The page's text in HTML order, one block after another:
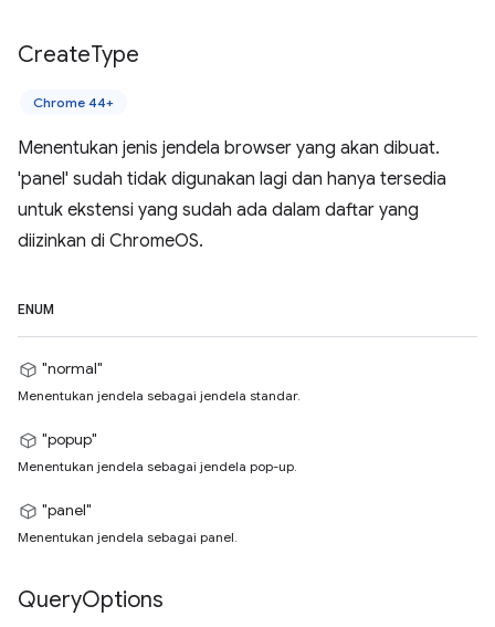
CreateType
Chrome 44+
Menentukan jenis jendela browser yang akan dibuat.
'panel' sudah tidak digunakan lagi dan hanya tersedia
untuk ekstensi yang sudah ada dalam daftar yang
diizinkan di ChromeOS.
ENUM
"normal"
Menentukan jendela sebagai jendela standar.
"popup"
Menentukan jendela sebagai jendela pop-up.
"panel"
Menentukan jendela sebagai panel.
QueryOptions